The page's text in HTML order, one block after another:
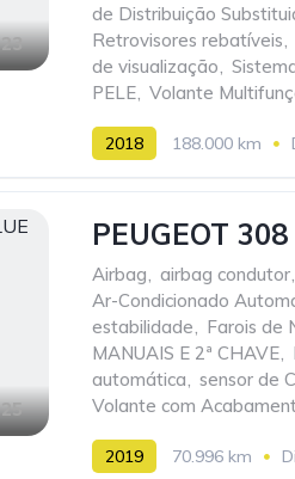
23
de Distribuição
Retrovisores rebatíveis,
de visualização,
PELE, Volante
2018 188.000 km
25
PEUGEOT
Airbag, airbag condutor,
Ar-Condicionado
estabilidade, Farois de
MANUAIS E 2ª CHAVE,
automática, sensor de
Volante com
2019 70.996 km